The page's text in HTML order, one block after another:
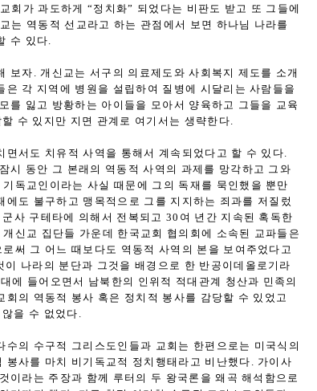
회가 과도하게 “정치화” 되었다는 비판도 받고 또 그들에
는 역동적 선교라고 하는 관점에서 보면 하나님 나라를
수 있다.
보자. 개신교는 서구의 의료제도와 사회복지 제도를 소개
각 지역에 병원을 설립하여 질병에 시달리는 사람들을
를 잃고 방황하는 아이들을 모아서 양육하고 그들을 교육
수 있지만 지면 관계로 여기서는 생략한다.
서도 치유적 사역을 통해서 계속되었다고 할 수 있다.
시 동안 그 본래의 역동적 사역의 과제를 망각하고 그와
독교인이라는 사실 때문에 그의 독재를 묵인했을 뿐만
도 불구하고 맹목적으로 그를 지지하는 죄과를 저질렀
사 구테타에 의해서 전복되고 30여 년간 지속된 혹독한
신교 집단들 가운데 한국교회 협의회에 소속된 교파들은
써 그 어느 때보다도 역동적 사역의 본을 보여주었다고
나라의 분단과 그것을 배경으로 한 반공이데올로기라
에 들어오면서 남북한의 인위적 적대관계 청산과 민족의
의 역동적 봉사 혹은 정치적 봉사를 감당할 수 있었고
을 수 없었다.
의 수구적 그리스도인들과 교회는 한편으로는 미국식의
사를 마치 비기독교적 정치행태라고 비난했다. 가이사
이라는 주장과 함께 루터의 두 왕국론을 왜곡 해석함으로